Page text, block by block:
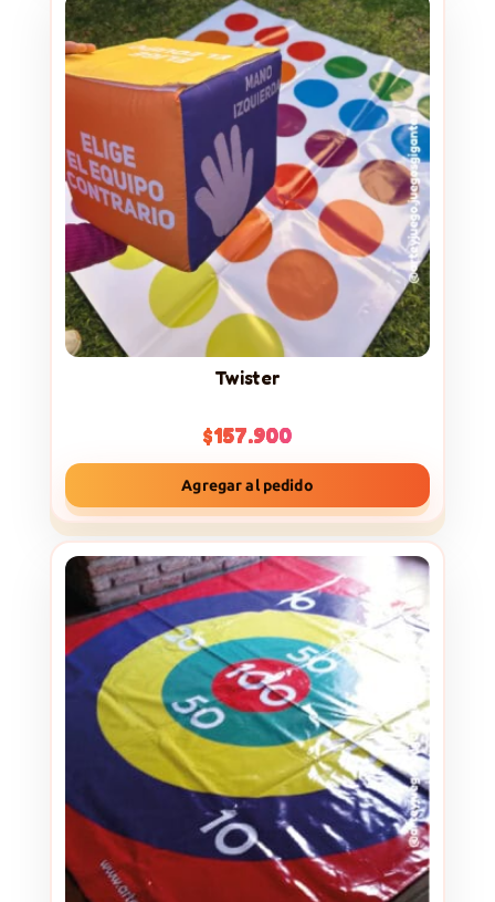
Twister
$157.900
Agregar al pedido